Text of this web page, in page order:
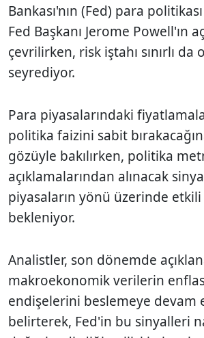
Bankası'nın (Fed) para
Fed Başkanı Jerome Powell'ın
çevrilirken, risk iştahı sınırlı da
seyrediyor.
Para piyasalarındaki
politika faizini sabit
gözüyle bakılırken, politika
açıklamalarından alınacak
piyasaların yönü üzerinde etkili
bekleniyor.
Analistler, son dönemde
makroekonomik verilerin
endişelerini beslemeye devam
belirterek, Fed'in bu sinyalleri